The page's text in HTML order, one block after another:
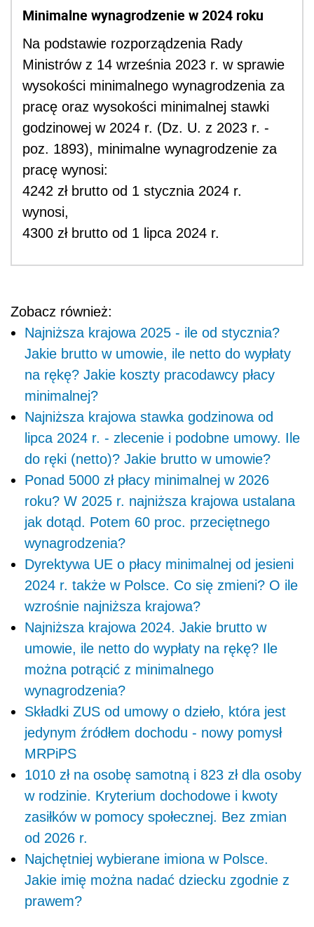
Minimalne wynagrodzenie w 2024 roku
Na podstawie rozporządzenia Rady
Ministrów z 14 września 2023 r. w sprawie
wysokości minimalnego wynagrodzenia za
pracę oraz wysokości minimalnej stawki
godzinowej w 2024 r. (Dz. U. z 2023 r. -
poz. 1893), minimalne wynagrodzenie za
pracę wynosi:
4242 zł brutto od 1 stycznia 2024 r.
wynosi,
4300 zł brutto od 1 lipca 2024 r.
Zobacz również:
Najniższa krajowa 2025 - ile od stycznia?
Jakie brutto w umowie, ile netto do wypłaty
na rękę? Jakie koszty pracodawcy płacy
minimalnej?
Najniższa krajowa stawka godzinowa od
lipca 2024 r. - zlecenie i podobne umowy. Ile
do ręki (netto)? Jakie brutto w umowie?
Ponad 5000 zł płacy minimalnej w 2026
roku? W 2025 r. najniższa krajowa ustalana
jak dotąd. Potem 60 proc. przeciętnego
wynagrodzenia?
Dyrektywa UE o płacy minimalnej od jesieni
2024 r. także w Polsce. Co się zmieni? O ile
wzrośnie najniższa krajowa?
Najniższa krajowa 2024. Jakie brutto w
umowie, ile netto do wypłaty na rękę? Ile
można potrącić z minimalnego
wynagrodzenia?
Składki ZUS od umowy o dzieło, która jest
jedynym źródłem dochodu - nowy pomysł
MRPiPS
1010 zł na osobę samotną i 823 zł dla osoby
w rodzinie. Kryterium dochodowe i kwoty
zasiłków w pomocy społecznej. Bez zmian
od 2026 r.
Najchętniej wybierane imiona w Polsce.
Jakie imię można nadać dziecku zgodnie z
prawem?